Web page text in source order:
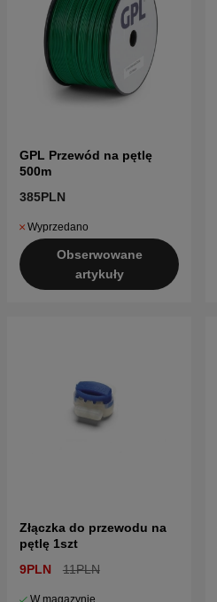
GPL Przewód na pętlę
500m
385PLN
Wyprzedano
Obserwowane
artykuły
Złączka do przewodu na
pętlę 1szt
9PLN
11PLN